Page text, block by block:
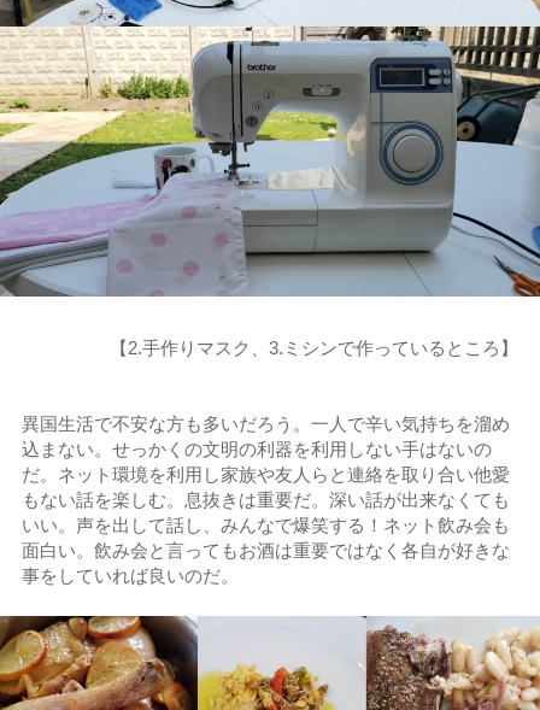
【2.手作りマスク、3.ミシンで作っているところ】
異国生活で不安な方も多いだろう。一人で辛い気持ちを溜め
込まない。せっかくの文明の利器を利用しない手はないの
だ。ネット環境を利用し家族や友人らと連絡を取り合い他愛
もない話を楽しむ。息抜きは重要だ。深い話が出来なくても
いい。声を出して話し、みんなで爆笑する！ネット飲み会も
面白い。飲み会と言ってもお酒は重要ではなく各自が好きな
事をしていれば良いのだ。